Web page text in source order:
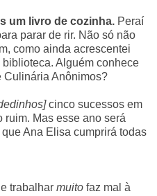
um livro de cozinha. Peraí
parar de rir. Não só não
como ainda acrescentei
Alguém conhece
Culinária Anônimos?
cinco sucessos em
ruim. Mas esse ano será
Ana Elisa cumprirá todas
trabalhar muito faz mal à